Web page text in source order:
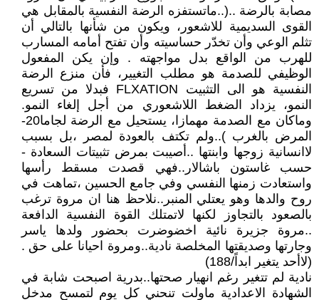
مصابة بالرضة ..(..ماتستفزه الرضة النفسية بالمقابل هي
القوى السديمية للاشعور، ويكون من شأنها بالتالي أن
تثلم الوعي وأن تخدّر حساسيته وأن تفتح أمامه المسارب
للهرب من الواقع بدل مواجهته . وإن يكن المفعول
الوظيفي للصدمة هو مطلب التغيير، فأن منزع الرضة
النفسية هو الى التثبيت FLXATION فبدلا من تسريع
النمو، يزداد الضغط اللاشعوري من أجل إلغاء النمو.
وماكان مع الصدمة مهمازا، يستحيل مع الرضة لجاما20-
المرض بالغرب )..ولم تكتف بالعودة لمصر ،بل بسبب
لاانسانية زوجها وابنتها ..أصيبت بمرض تثبيتات السعادة -
حسب غاستون باشالار..فهي قصدت مسقط رأسها
واستعادت زمنها النفسي وفي جامع الحسين ،تماهت في
روح والدها وهو يعتلي المنبر..نلاحظ هنا ان مروة ترغب
بالصعود بالتجاوز لكنها لاتمتلك القوة النفسية الدافعة
..مروة جزيرة نائية اخضوضرت بحضور ولدها ياسر
وجارتها وصديقتها المخلصة نادية..ومروة احيانا على حق .
(لاأحد يتغير ابداً/188)
نادية لم تتغير رغم انهيار صحتها..بدرية اصبحت شابة في
الشهادة الاعدادية ماولت تنحني كل يوم لتمسح مدخل